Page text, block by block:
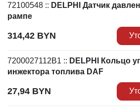
72100548 :: DELPHI Датчик
рампе
314,42 BYN
7200027112B1 :: DELPHI Кольцо
инжектора топлива DAF
27,94 BYN